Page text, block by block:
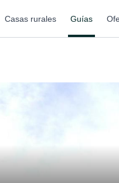
Casas rurales Guías